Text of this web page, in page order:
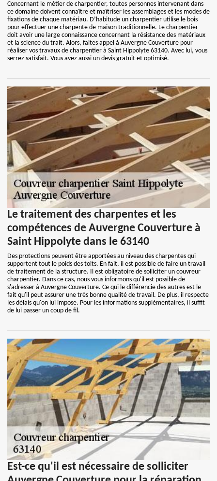
Concernant le métier de charpentier, toutes personnes intervenant dans
ce domaine doivent connaître et maîtriser les assemblages et les modes de
fixations de chaque matériau. D’habitude un charpentier utilise le bois
pour effectuer une charpente de maison traditionnelle. Le charpentier
doit avoir une large connaissance concernant la résistance des matériaux
et la science du trait. Alors, faites appel à Auvergne Couverture pour
réaliser vos travaux de charpentier à Saint Hippolyte 63140. Avec lui, vous
serrez satisfait. Vous avez aussi un devis gratuit et optimisé.
Le traitement des charpentes et les
compétences de Auvergne Couverture à
Saint Hippolyte dans le 63140
Des protections peuvent être apportées au niveau des charpentes qui
supportent tout le poids des toits. En fait, il est possible de faire un travail
de traitement de la structure. Il est obligatoire de solliciter un couvreur
charpentier. Dans ce cas, nous vous informons qu'il est possible de
s'adresser à Auvergne Couverture. Ce qui le différencie des autres est le
fait qu'il peut assurer une très bonne qualité de travail. De plus, il respecte
les délais qu'on lui impose. Pour les informations supplémentaires, il suffit
de lui passer un coup de fil.
Est-ce qu'il est nécessaire de solliciter